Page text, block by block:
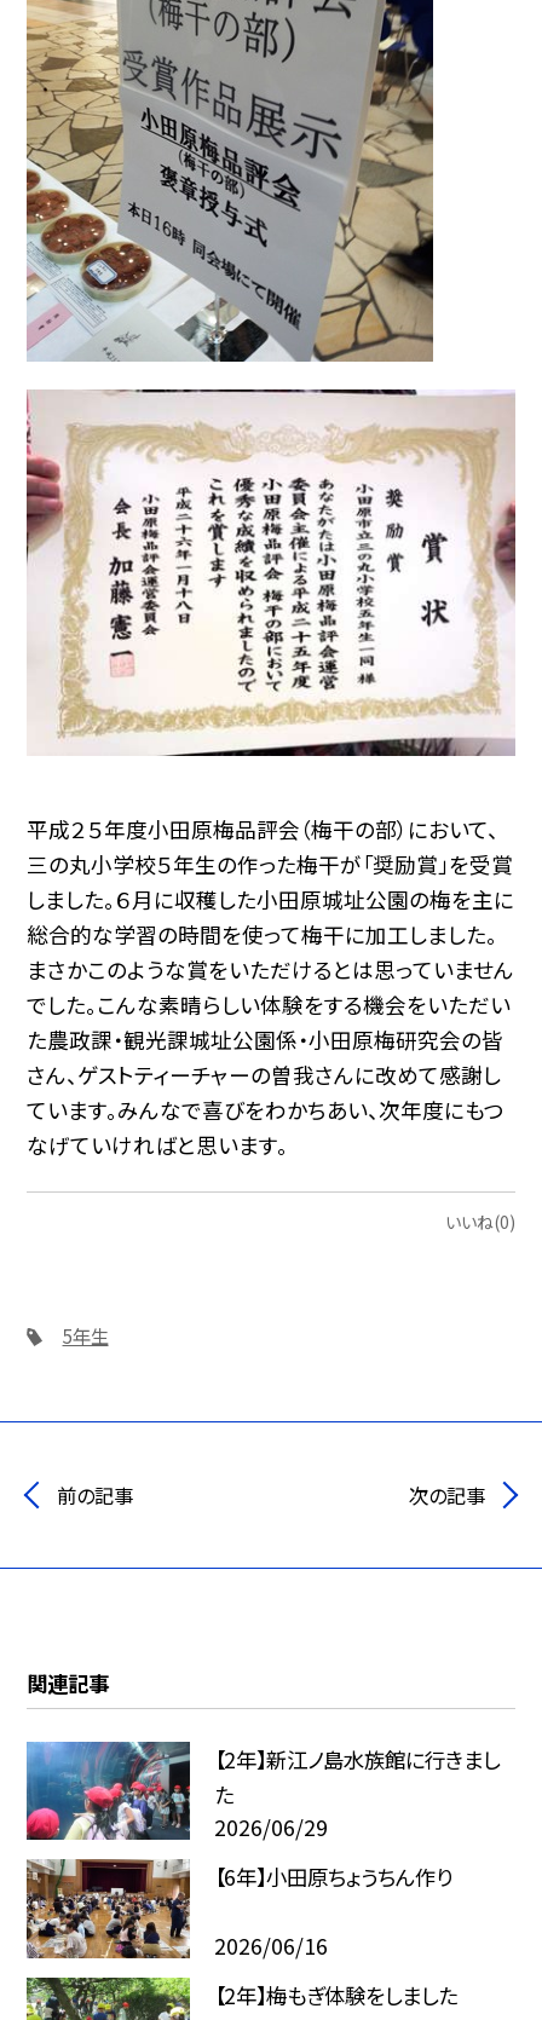
平成２５年度小田原梅品評会（梅干の部）において、
三の丸小学校５年生の作った梅干が「奨励賞」を受賞
しました。６月に収穫した小田原城址公園の梅を主に
総合的な学習の時間を使って梅干に加工しました。
まさかこのような賞をいただけるとは思っていません
でした。こんな素晴らしい体験をする機会をいただい
た農政課・観光課城址公園係・小田原梅研究会の皆
さん、ゲストティーチャーの曽我さんに改めて感謝し
ています。みんなで喜びをわかちあい、次年度にもつ
なげていければと思います。
いいね(0)
5年生
前の記事 次の記事
関連記事
【2年】新江ノ島水族館に行きまし
た
2026/06/29
【6年】小田原ちょうちん作り
2026/06/16
【2年】梅もぎ体験をしました